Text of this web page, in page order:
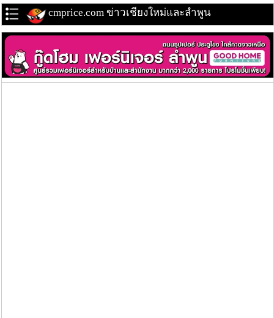
cmprice.com ข่าวเชียงใหม่และลำพูน